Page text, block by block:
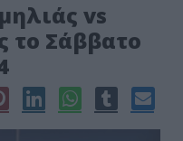
vs
το Σάββατο